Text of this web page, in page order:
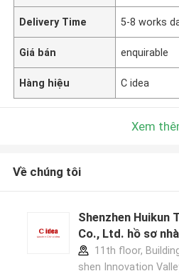
Delivery Time 5-8 works
Giá bán enquirable
Hàng hiệu C idea
Xem
Về chúng tôi
Shenzhen Huikun
Co., Ltd. hồ sơ
11th floor,
shen Innovation